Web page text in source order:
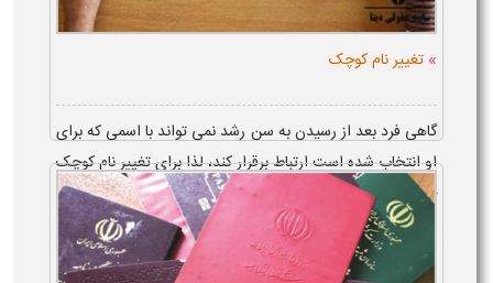
» تغییر نام کوچک
گاهی فرد بعد از رسیدن به سن رشد نمی تواند با اسمی که برای
او انتخاب شده است ارتباط برقرار کند، لذا برای تغییر نام کوچک
خود، پس از طی مراحل و ارائه مدارک لازم برای تعویض اسم
در شناسنامه ...